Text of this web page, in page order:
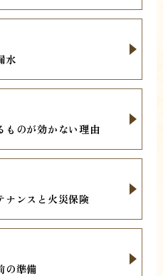
水
ものが効かない理由
ナンスと火災保険
の準備